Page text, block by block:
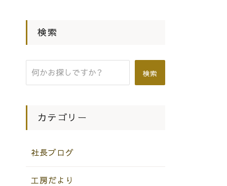
検索
検索
カテゴリー
社長ブログ
工房だより